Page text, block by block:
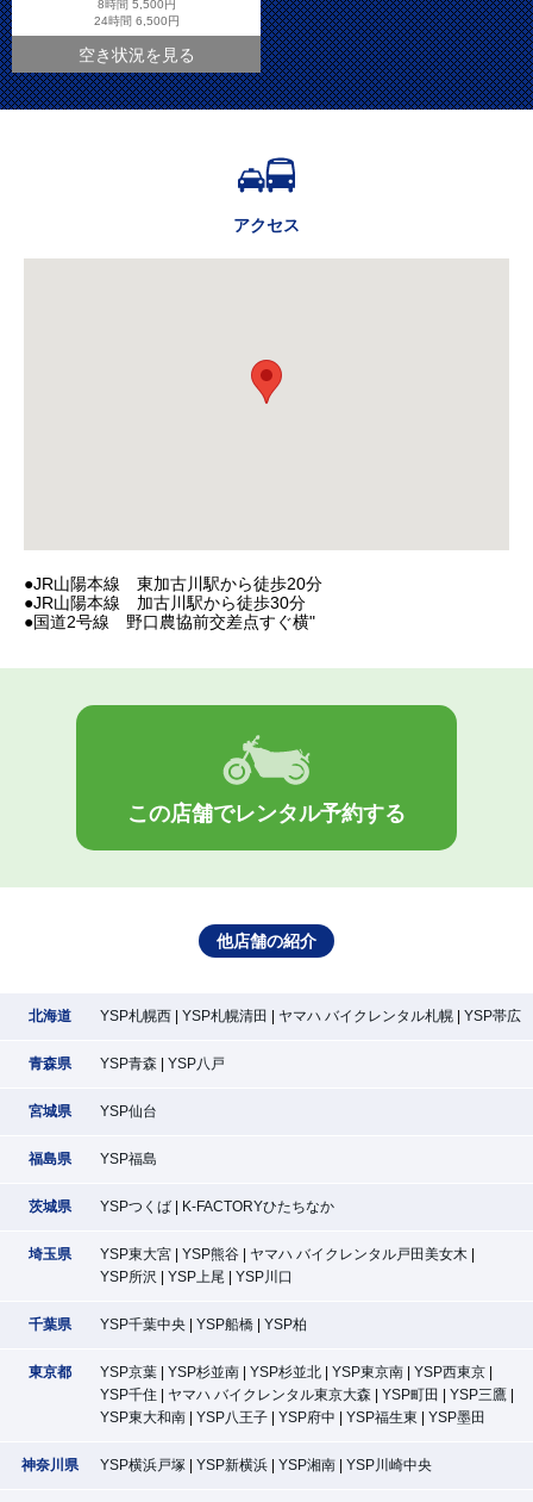
8時間 5,500円
24時間 6,500円
空き状況を見る
アクセス
●JR山陽本線 東加古川駅から徒歩20分
●JR山陽本線 加古川駅から徒歩30分
●国道2号線 野口農協前交差点すぐ横"
この店舗でレンタル予約する
他店舗の紹介
北海道 YSP札幌西 YSP札幌清田 ヤマハ バイクレンタル札幌 YSP帯広
青森県 YSP青森 YSP八戸
宮城県 YSP仙台
福島県 YSP福島
茨城県 YSPつくば K-FACTORYひたちなか
埼玉県 YSP東大宮 YSP熊谷
ヤマハ バイクレンタル戸田美女木
YSP所沢
YSP上尾 YSP川口
千葉県 YSP千葉中央 YSP船橋 YSP柏
東京都 YSP京葉 YSP杉並南 YSP杉並北 YSP東京南
YSP西東京
YSP千住
ヤマハ バイクレンタル東京大森 YSP町田
YSP三鷹
YSP東大和南
YSP八王子 YSP府中 YSP福生東 YSP墨田
神奈川県 YSP横浜戸塚 YSP新横浜 YSP湘南 YSP川崎中央